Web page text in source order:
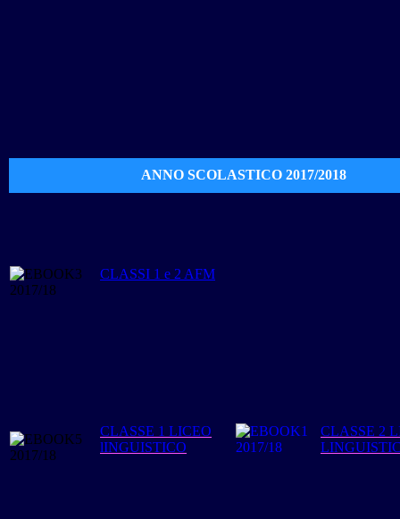
ANNOSCOLASTICO 2017/2018
CLASSI 1 e 2 AFM
CLASSE 1 LICEO
lINGUISTICO
CLASSE 2